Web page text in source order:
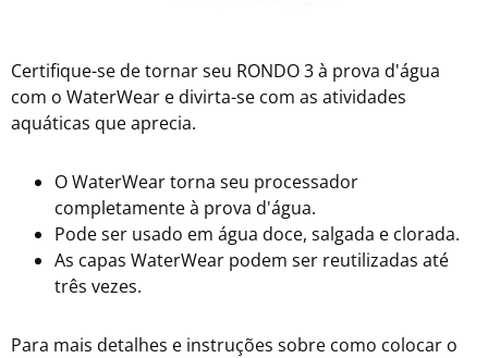
Certifique-se de tornar seu RONDO 3 à prova d'água
com o WaterWear e divirta-se com as atividades
aquáticas que aprecia.
O WaterWear torna seu processador
completamente à prova d'água.
Pode ser usado em água doce, salgada e clorada.
As capas WaterWear podem ser reutilizadas até
três vezes.
Para mais detalhes e instruções sobre como colocar o